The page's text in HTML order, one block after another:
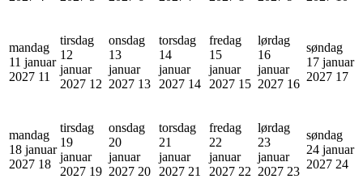
mandag
11 januar
2027 11
tirsdag
12
januar
2027 12
onsdag
13
januar
2027 13
torsdag
14
januar
2027 14
fredag
15
januar
2027 15
lørdag
16
januar
2027 16
søndag
17 januar
2027 17
mandag
18 januar
2027 18
tirsdag
19
januar
2027 19
onsdag
20
januar
2027 20
torsdag
21
januar
2027 21
fredag
22
januar
2027 22
lørdag
23
januar
2027 23
søndag
24 januar
2027 24